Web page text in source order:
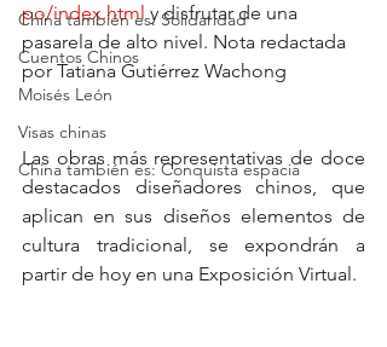
China también es: Solidaridad
Cuentos Chinos
Moisés León
Visas chinas
China también es: Conquista espacia
po/index.html y disfrutar de una
pasarela de alto nivel. Nota redactada
por Tatiana Gutiérrez Wachong
Las obras más representativas de doce
destacados diseñadores chinos, que
aplican en sus diseños elementos de
cultura tradicional, se expondrán a